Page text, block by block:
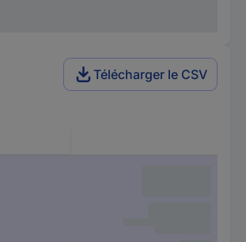
Télécharger le CSV